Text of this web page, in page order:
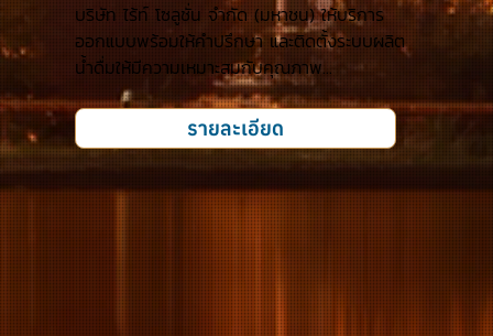
บริษัท ไร้ท์ โซลูชั่น จำกัด (มหาชน) ให้บริการ
ออกแบบพร้อมให้คำปรึกษา และติดตั้งระบบผลิต
น้ำดื่มให้มีความเหมาะสมกับคุณภาพ...
รายละเอียด